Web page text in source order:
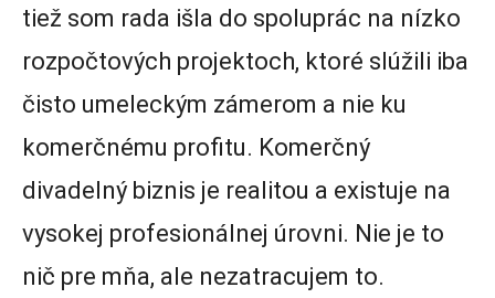
tiež som rada išla do spoluprác na nízko
rozpočtových projektoch, ktoré slúžili iba
čisto umeleckým zámerom a nie ku
komerčnému profitu. Komerčný
divadelný biznis je realitou a existuje na
vysokej profesionálnej úrovni. Nie je to
nič pre mňa, ale nezatracujem to.